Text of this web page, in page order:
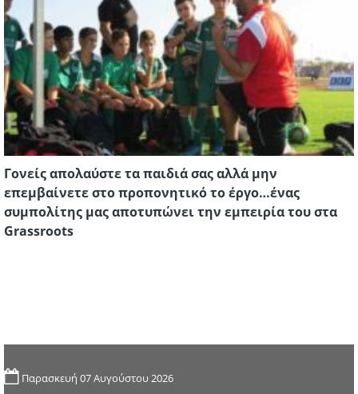
PODCAST
ΠΡΟΣΩΠΑ
ΛΑΡΝΑΚΑ 2030
ΣΥΝΔΕΣΜΟΙ
ΠΕΡΙΣΣΟΤΕΡΑ
Γονείς απολαύστε τα παιδιά σας αλλά μην
επεμβαίνετε στο προπονητικό το έργο…ένας
συμπολίτης μας αποτυπώνει την εμπειρία του στα
Grassroots
Παρασκευή 07 Αυγούστου 2026